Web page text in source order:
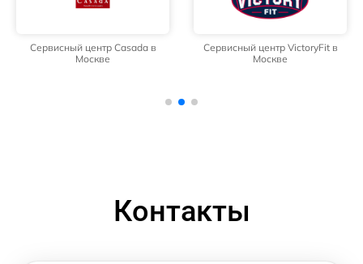
Сервисный центр Casada в
Москве
Сервисный центр VictoryFit в
Москве
Контакты